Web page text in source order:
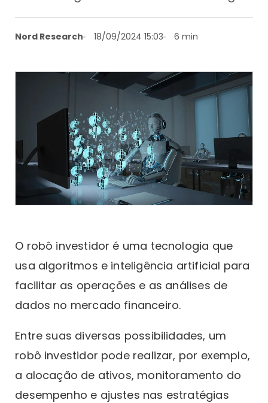
Nord Research 18/09/2024 15:03 6 min
O robô investidor é uma tecnologia que
usa algoritmos e inteligência artificial para
facilitar as operações e as análises de
dados no mercado financeiro.
Entre suas diversas possibilidades, um
robô investidor pode realizar, por exemplo,
a alocação de ativos, monitoramento do
desempenho e ajustes nas estratégias